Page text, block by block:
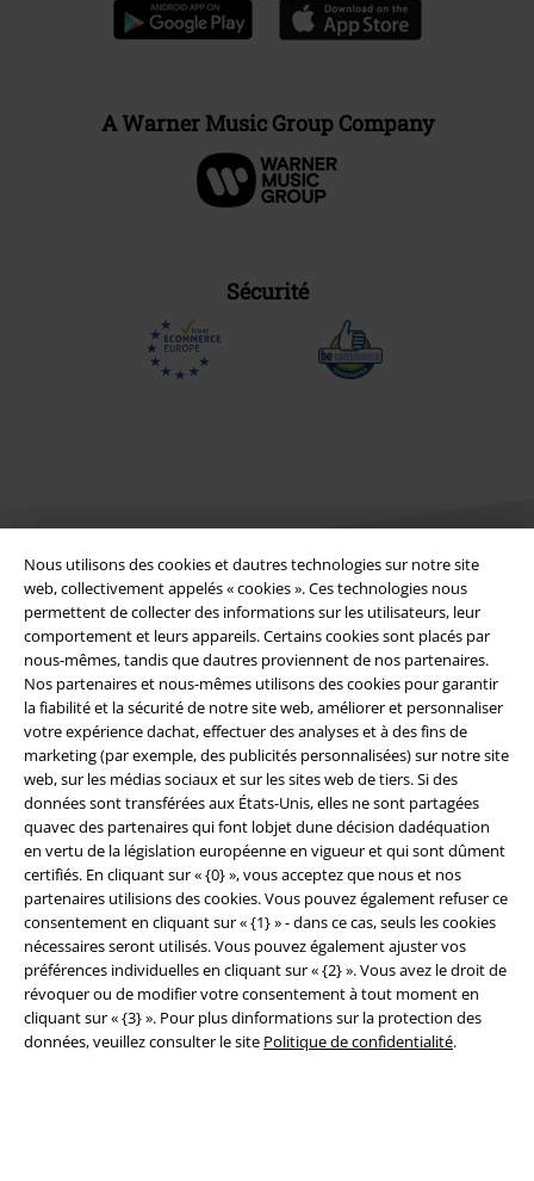
Nous utilisons des cookies et dautres technologies sur notre site
web, collectivement appelés « cookies ». Ces technologies nous
permettent de collecter des informations sur les utilisateurs, leur
comportement et leurs appareils. Certains cookies sont placés par
nous-mêmes, tandis que dautres proviennent de nos partenaires.
Nos partenaires et nous-mêmes utilisons des cookies pour garantir
la fiabilité et la sécurité de notre site web, améliorer et personnaliser
votre expérience dachat, effectuer des analyses et à des fins de
marketing (par exemple, des publicités personnalisées) sur notre site
web, sur les médias sociaux et sur les sites web de tiers. Si des
données sont transférées aux États-Unis, elles ne sont partagées
quavec des partenaires qui font lobjet dune décision dadéquation
en vertu de la législation européenne en vigueur et qui sont dûment
certifiés. En cliquant sur « {0} », vous acceptez que nous et nos
partenaires utilisions des cookies. Vous pouvez également refuser ce
consentement en cliquant sur « {1} » - dans ce cas, seuls les cookies
nécessaires seront utilisés. Vous pouvez également ajuster vos
préférences individuelles en cliquant sur « {2} ». Vous avez le droit de
révoquer ou de modifier votre consentement à tout moment en
cliquant sur « {3} ». Pour plus dinformations sur la protection des
données, veuillez consulter le site Politique de confidentialité.
A Warner Music Group Company
Sécurité
Légal
Conditions générales
Éditeur
Clauses de confidentialité
Élimination des déchets et protection de l'environnement
Déclaration de Conformité
Informations sur l'accessibilité
Paramètres des Cookies